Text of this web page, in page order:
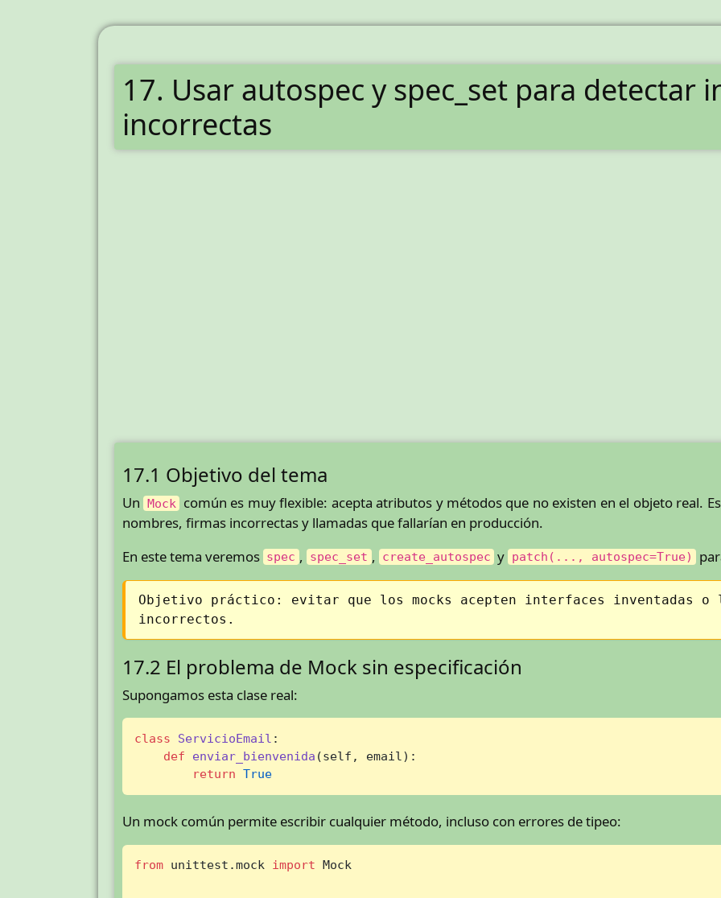
17. Usar autospec y spec_set para detectar
incorrectas
17.1 Objetivo del tema
Un Mock
común es muy flexible: acepta atributos y métodos que no existen en el objeto real.
nombres, firmas incorrectas y llamadas que fallarían en producción.
En este tema veremos spec , spec_set , create_autospec y patch(..., autospec=True)
Objetivo práctico: evitar que los mocks acepten interfaces inventadas o
incorrectos.
17.2 El problema de Mock sin especificación
Supongamos esta clase real:
class ServicioEmail :
def
enviar_bienvenida (self, email ):
return True
Un mock común permite escribir cualquier método, incluso con errores de tipeo:
from unittest.mock import Mock